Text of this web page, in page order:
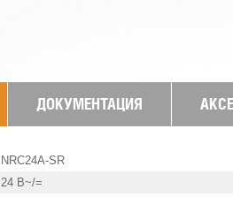
ДОКУМЕНТАЦИЯ
NRC24A-SR
24 В~/=